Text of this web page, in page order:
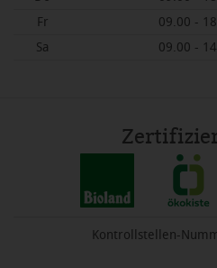
Fr
09.00 -
Sa
09.00 -
Kontrollstellen-